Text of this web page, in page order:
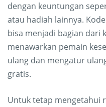
dengan keuntungan
atau hadiah lainnya.
bisa menjadi bagian dari
menawarkan pemain
ulang dan mengatur
gratis.
Untuk tetap mengetahui